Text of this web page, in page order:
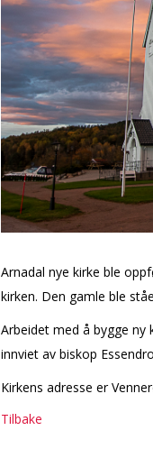
Arnadal nye kirke ble
kirken. Den gamle ble
Arbeidet med å bygge ny
innviet av biskop
Kirkens adresse er
Tilbake